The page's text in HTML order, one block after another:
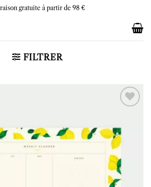
gratuite à partir de 98 €
FILTRER
à la liste
d’envies